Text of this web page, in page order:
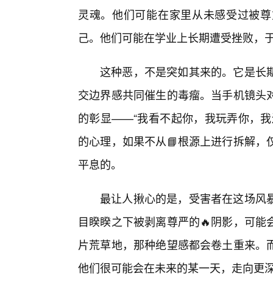
灵魂。他们可能在家里从未感受过被
己。他们可能在学业上长期遭受挫败，
这种恶，不是突如其来的。它是长
交边界感共同催生的毒瘤。当手机镜
的彰显——“我看不起你，我玩弄你，
的心理，如果不从📘根源上进行拆解
平息的。
最让人揪心的是，受害者在这场风
目睽睽之下被剥离尊严的🔥阴影，可
片荒草地，那种绝望感都会卷土重来
他们很可能会在未来的某一天，走向更